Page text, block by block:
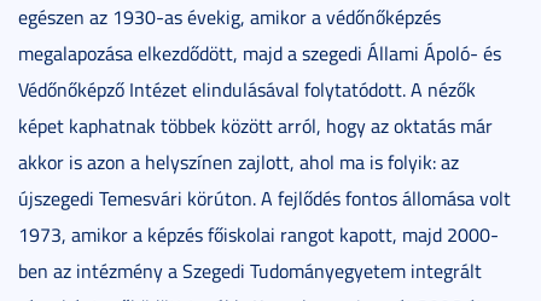
egészen az 1930-as évekig, amikor a védőnőképzés
megalapozása elkezdődött, majd a szegedi Állami Ápoló- és
Védőnőképző Intézet elindulásával folytatódott. A nézők
képet kaphatnak többek között arról, hogy az oktatás már
akkor is azon a helyszínen zajlott, ahol ma is folyik: az
újszegedi Temesvári körúton. A fejlődés fontos állomása volt
1973, amikor a képzés főiskolai rangot kapott, majd 2000-
ben az intézmény a Szegedi Tudományegyetem integrált